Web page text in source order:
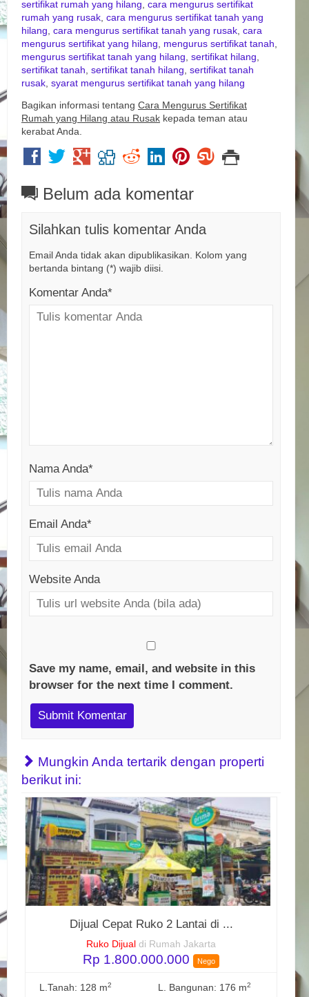
sertifikat rumah yang hilang cara mengurus sertifikat
rumah yang rusak cara mengurus sertifikat tanah yang
hilang cara mengurus sertifikat tanah yang rusak cara
mengurus sertifikat yang hilang
mengurus sertifikat tanah
mengurus sertifikat tanah yang hilang sertifikat hilang
sertifikat tanah sertifikat tanah hilang sertifikat tanah
rusak syarat mengurus sertifikat tanah yang hilang
Bagikan informasi tentang Cara Mengurus Sertifikat
Rumah yang Hilang atau Rusak kepada teman atau
kerabat Anda.
Belum ada komentar
Silahkan tulis komentar Anda
Email Anda tidak akan dipublikasikan. Kolom yang
bertanda bintang (*) wajib diisi.
Komentar Anda*
Nama Anda*
Email Anda*
Website Anda
Save my name, email, and website in this
browser for the next time I comment.
Mungkin Anda tertarik dengan properti
berikut ini:
Dijual Cepat Ruko 2 Lantai di ...
Ruko Dijual di Rumah Jakarta
Rp 1.800.000.000 Nego
L.Tanah: 128 m2 L. Bangunan: 176 m2